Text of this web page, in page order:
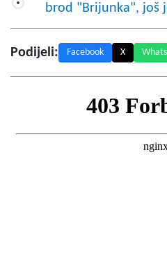
brod "Brijunka", još
Podijeli: Facebook X